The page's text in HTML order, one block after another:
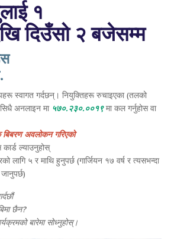
१
दिउँसो २ बजेसम्म
स्वागत गर्दछन्। नियुक्तिहरू रुचाइएका (तलको
अनलाइन मा ५७०.२३०.००१९मा कल गर्नुहोस वा
अवलोकन गरिएको
ल्याउनुहोस्
लागि ५ र माथि हुनुपर्छ (गार्जियन १७ वर्ष र त्यसभन्दा
छैन?
बारेमा सोध्नुहोस्।